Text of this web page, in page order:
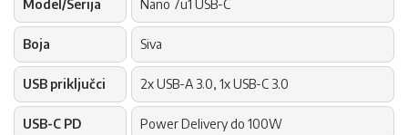
Model/Serija Nano 7u1 USB-C
Boja Siva
USB priključci 2x USB-A 3.0, 1x USB-C 3.0
USB-C PD Power Delivery do 100W